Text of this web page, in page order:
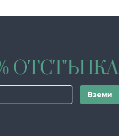
ОТСТЪПКА